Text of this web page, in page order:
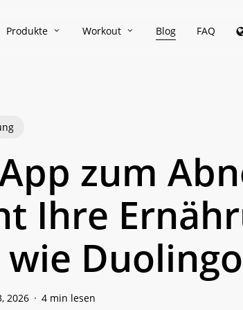
Produkte Workout Blog FAQ
zum
Ihre
wie Duolingo
2026 4 min lesen